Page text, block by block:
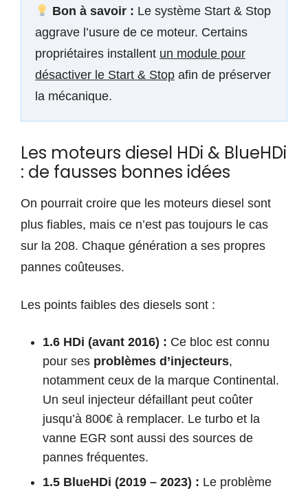
Bon à savoir : Le système Start & Stop
aggrave l’usure de ce moteur. Certains
propriétaires installent un module pour
désactiver le Start & Stop afin de préserver
la mécanique.
Les moteurs diesel HDi & BlueHDi
: de fausses bonnes idées
On pourrait croire que les moteurs diesel sont
plus fiables, mais ce n’est pas toujours le cas
sur la 208. Chaque génération a ses propres
pannes coûteuses.
Les points faibles des diesels sont :
1.6 HDi (avant 2016) : Ce bloc est connu
pour ses problèmes d’injecteurs,
notamment ceux de la marque Continental.
Un seul injecteur défaillant peut coûter
jusqu’à 800€ à remplacer. Le turbo et la
vanne EGR sont aussi des sources de
pannes fréquentes.
1.5 BlueHDi (2019 – 2023) : Le problème